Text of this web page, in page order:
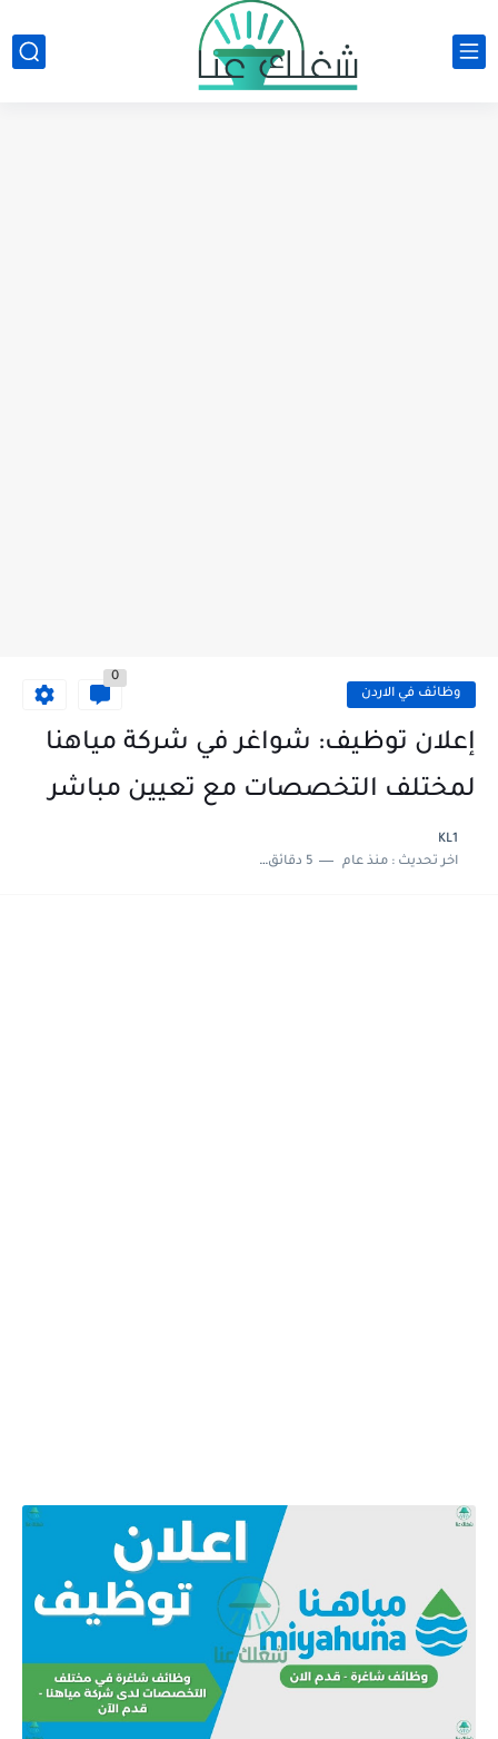
وظائف في الاردن
0
إعلان توظيف: شواغر في شركة مياهنا
لمختلف التخصصات مع تعيين مباشر
KL1
اخر تحديث :منذ عام 5 دقائق للقراءة